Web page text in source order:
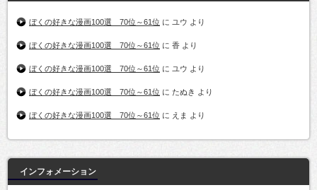
ぼくの好きな漫画100選 70位～61位 に ユウ より
ぼくの好きな漫画100選 70位～61位 に 香 より
ぼくの好きな漫画100選 70位～61位 に ユウ より
ぼくの好きな漫画100選 70位～61位 に たぬき より
ぼくの好きな漫画100選 70位～61位 に えま より
インフォメーション